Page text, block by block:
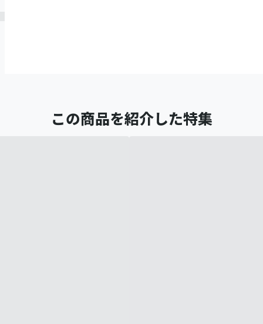
この商品を紹介した特集